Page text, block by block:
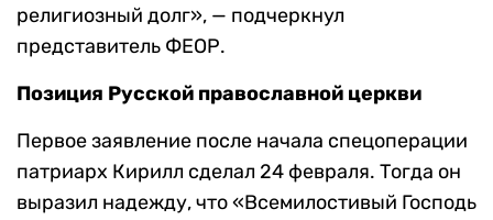
религиозный долг», — подчеркнул
представитель ФЕОР.
Позиция Русской православной церкви
Первое заявление после начала спецоперации
патриарх Кирилл сделал 24 февраля. Тогда он
выразил надежду, что «Всемилостивый Господь